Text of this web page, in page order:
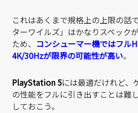
これはあくまで規格上の上限の話
ターワイルズ」はかなりスペック
ため、 コンシューマー機ではフル
4K/30Hzが限界の可能性が高い。
PlayStation 5には最適だけれど、
の性能をフルに引き出すことは難
しておこう。